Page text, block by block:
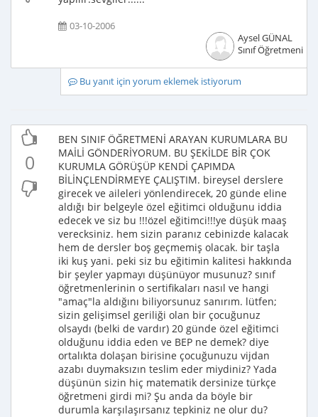
03-10-2006
Aysel GÜNAL
Sınıf Öğretmeni
Bu yanıt için yorum eklemek istiyorum
0
BEN SINIF ÖĞRETMENİ ARAYAN KURUMLARA BU
MAİLİ GÖNDERİYORUM. BU ŞEKİLDE BİR ÇOK
KURUMLA GÖRÜŞÜP KENDİ ÇAPIMDA
BİLİNÇLENDİRMEYE ÇALIŞTIM. bireysel derslere
girecek ve aileleri yönlendirecek, 20 günde eline
aldığı bir belgeyle özel eğitimci olduğunu iddia
edecek ve siz bu !!!özel eğitimci!!!ye düşük maaş
verecksiniz. hem sizin paranız cebinizde kalacak
hem de dersler boş geçmemiş olacak. bir taşla
iki kuş yani. peki siz bu eğitimin kalitesi hakkında
bir şeyler yapmayı düşünüyor musunuz? sınıf
öğretmenlerinin o sertifikaları nasıl ve hangi
"amaç"la aldığını biliyorsunuz sanırım. lütfen;
sizin gelişimsel geriliği olan bir çocuğunuz
olsaydı (belki de vardır) 20 günde özel eğitimci
olduğunu iddia eden ve BEP ne demek? diye
ortalıkta dolaşan birisine çocuğunuzu vijdan
azabı duymaksızın teslim eder miydiniz? Yada
düşünün sizin hiç matematik dersinize türkçe
öğretmeni girdi mi? Şu anda da böyle bir
durumla karşılaşırsanız tepkiniz ne olur du?